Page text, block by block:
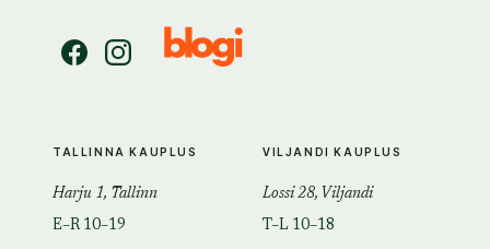
TALLINNA KAUPLUS
Harju 1, Tallinn
E–R 10–19
VILJANDI KAUPLUS
Lossi 28, Viljandi
T–L 10–18